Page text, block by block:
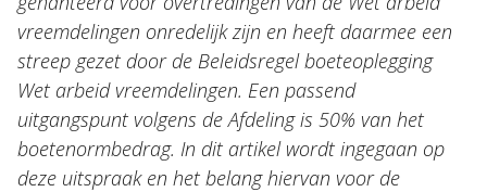
vreemdelingen onredelijk zijn en heeft daarmee een
streep gezet door de Beleidsregel boeteoplegging
Wet arbeid vreemdelingen. Een passend
uitgangspunt volgens de Afdeling is 50% van het
boetenormbedrag. In dit artikel wordt ingegaan op
deze uitspraak en het belang hiervan voor de